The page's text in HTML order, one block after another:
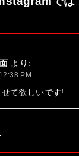
より:
PM
て欲しいです!